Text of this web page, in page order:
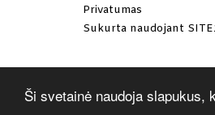
Ši svetainė naudoja
Privatumas
Sukurta naudojant